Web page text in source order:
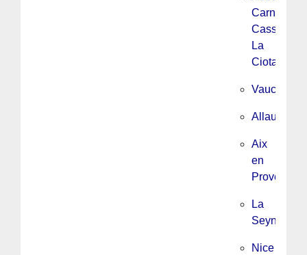
Carnoux,
Cassis,
La
Ciotat
Vaucluse
Allauch
Aix
en
Provence/
La
Seyne
Nice